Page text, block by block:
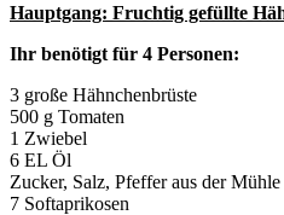
Hauptgang: Fruchtig gefüllte
Ihr benötigt für 4 Personen:
3 große Hähnchenbrüste
500 g Tomaten
1 Zwiebel
6 EL Öl
Zucker, Salz, Pfeffer aus der Mühle
7 Softaprikosen